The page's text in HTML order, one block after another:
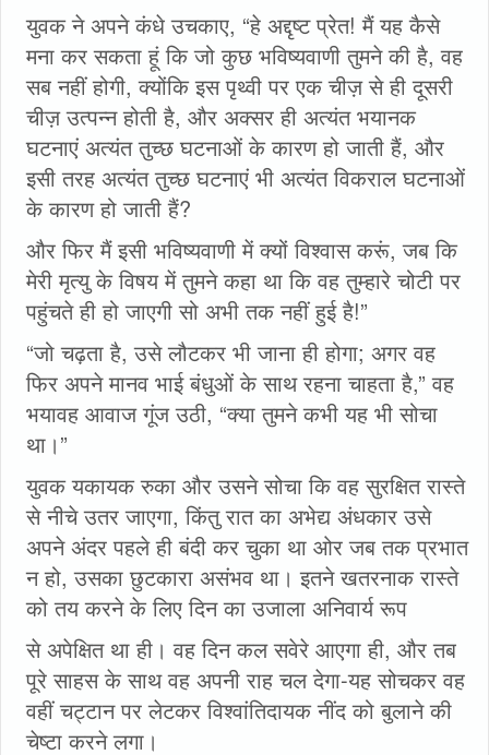
युवक ने अपने कंधे उचकाए, “हे अद्दृष्ट प्रेत! मैं यह कैसे
मना कर सकता हूं कि जो कुछ भविष्यवाणी तुमने की है, वह
सब नहीं होगी, क्योंकि इस पृथ्वी पर एक चीज़ से ही दूसरी
चीज़ उत्पन्न होती है, और अक्सर ही अत्यंत भयानक
घटनाएं अत्यंत तुच्छ घटनाओं के कारण हो जाती हैं, और
इसी तरह अत्यंत तुच्छ घटनाएं भी अत्यंत विकराल घटनाओं
के कारण हो जाती हैं?
और फिर मैं इसी भविष्यवाणी में क्‍यों विश्वास करूं, जब कि
मेरी मृत्यु के विषय में तुमने कहा था कि वह तुम्हारे चोटी पर
पहुंचते ही हो जाएगी सो अभी तक नहीं हुई है!”
“जो चढ़ता है, उसे लौटकर भी जाना ही होगा; अगर वह
फिर अपने मानव भाई बंधुओं के साथ रहना चाहता है,” वह
भयावह आवाज गूंज उठी, “क्या तुमने कभी यह भी सोचा
था।”
युवक यकायक रुका और उसने सोचा कि वह सुरक्षित रास्ते
से नीचे उतर जाएगा, किंतु रात का अभेद्य अंधकार उसे
अपने अंदर पहले ही बंदी कर चुका था ओर जब तक प्रभात
न हो, उसका छुटकारा असंभव था। इतने खतरनाक रास्ते
को तय करने के लिए दिन का उजाला अनिवार्य रूप
से अपेक्षित था ही। वह दिन कल सवेरे आएगा ही, और तब
पूरे साहस के साथ वह अपनी राह चल देगा-यह सोचकर वह
वहीं चट्टान पर लेटकर विश्वांतिदायक नींद को बुलाने की
चेष्टा करने लगा।